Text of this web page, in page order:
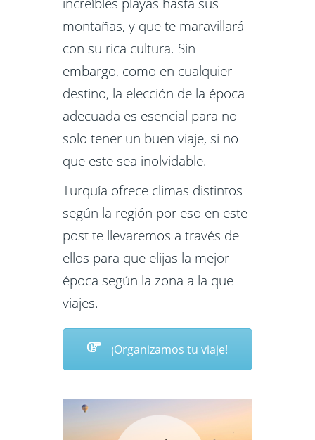
montañas, y que te maravillará
con su rica cultura. Sin
embargo, como en cualquier
destino, la elección de la época
adecuada es esencial para no
solo tener un buen viaje, si no
que este sea inolvidable.
Turquía ofrece climas distintos
según la región por eso en este
post te llevaremos a través de
ellos para que elijas la mejor
época según la zona a la que
viajes.
¡Organizamos tu viaje!